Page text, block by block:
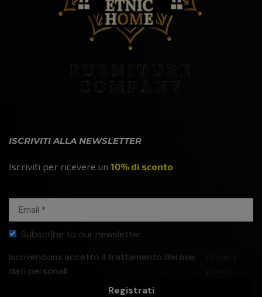
ISCRIVITI ALLA NEWSLETTER
Iscriviti per ricevere un 10% di sconto
Subscribe to our newsletter
Iscrivendomi accetto il trattamento dei miei
dati personali
Registrati